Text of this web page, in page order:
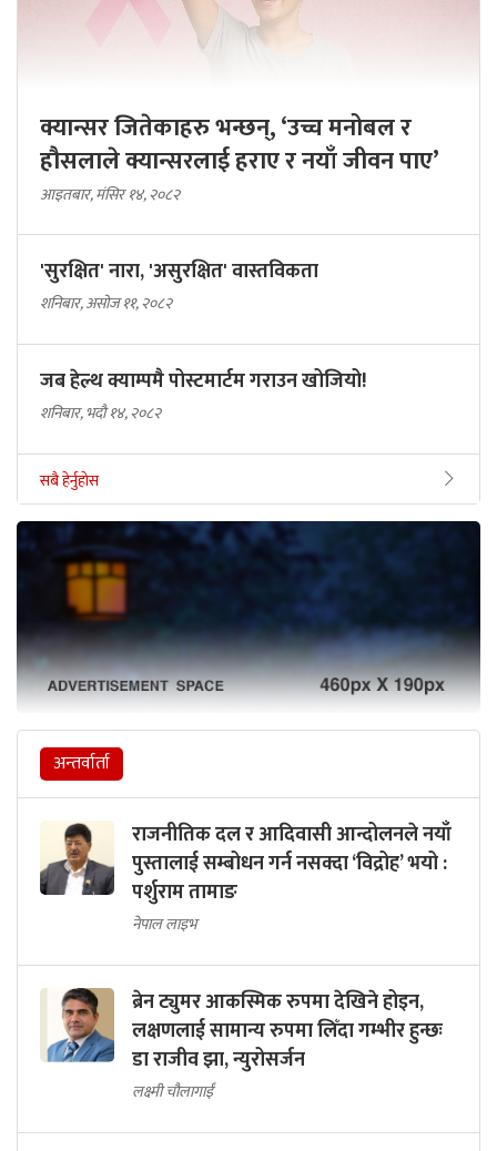
क्यान्सर जितेकाहरु भन्छन्, ‘उच्च मनोबल र
हौसलाले क्यान्सरलाई हराए र नयाँ जीवन पाए’
आइतबार, मंसिर १४, २०८२
'सुरक्षित' नारा, 'असुरक्षित' वास्तविकता
शनिबार, असोज ११, २०८२
जब हेल्थ क्याम्पमै पोस्टमार्टम गराउन खोजियो!
शनिबार, भदौ १४, २०८२
सबै हेर्नुहोस
अन्तर्वार्ता
राजनीतिक दल र आदिवासी आन्दोलनले नयाँ
पुस्तालाई सम्बोधन गर्न नसक्दा ‘विद्रोह’ भयो :
पर्शुराम तामाङ
नेपाल लाइभ
ब्रेन ट्युमर आकस्मिक रुपमा देखिने होइन,
लक्षणलाई सामान्य रुपमा लिँदा गम्भीर हुन्छः
डा राजीव झा, न्युरोसर्जन
लक्ष्मी चौलागाईं